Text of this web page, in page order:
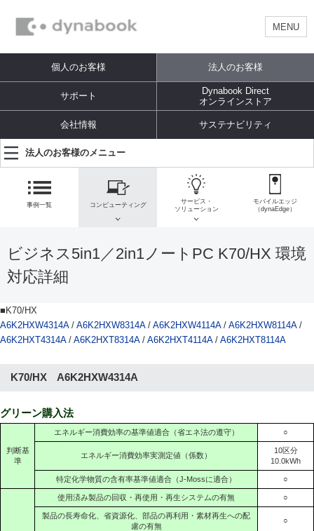
MENU
個人のお客様 法人のお客様
サポート
Dynabook Direct
オンラインストア
会社情報 サステナビリティ
法人のお客様のメニュー
事例一覧 コンピューティング
サービス・
ソリューション
モバイルエッジ
（dynaEdge）
ビジネス5in1／2in1ノートPC K70/HX 環境
対応詳細
■K70/HX
A6K2HXW4314A/ A6K2HXW8314A/ A6K2HXW4114A/ A6K2HXW8114A/
A6K2HXT4314A/ A6K2HXT8314A/ A6K2HXT4114A/ A6K2HXT8114A
K70/HX A6K2HXW4314A
グリーン購入法
判断基
準
エネルギー消費効率の基準値適合（省エネ法の遵守） ○
エネルギー消費効率実測定値（係数）
10区分
10.0kWh
特定化学物質の含有率基準値適合（J-Mossに適合） ○
使用済み製品の回収・再使用・再生システムの有無 ○
製品の長寿命化、省資源化、部品の再利用・素材再生への配
慮の有無
○